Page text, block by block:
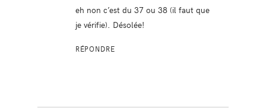
eh non c’est du 37 ou 38 (il faut que
je vérifie). Désolée!
RÉPONDRE